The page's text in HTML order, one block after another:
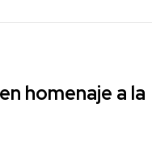
homenaje a la